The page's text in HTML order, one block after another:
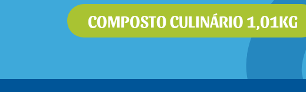
COMPOSTO CULINÁRIO 1,01KG